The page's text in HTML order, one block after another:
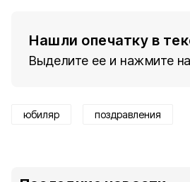
Нашли опечатку в
Выделите ее и нажмите на
юбиляр поздравления